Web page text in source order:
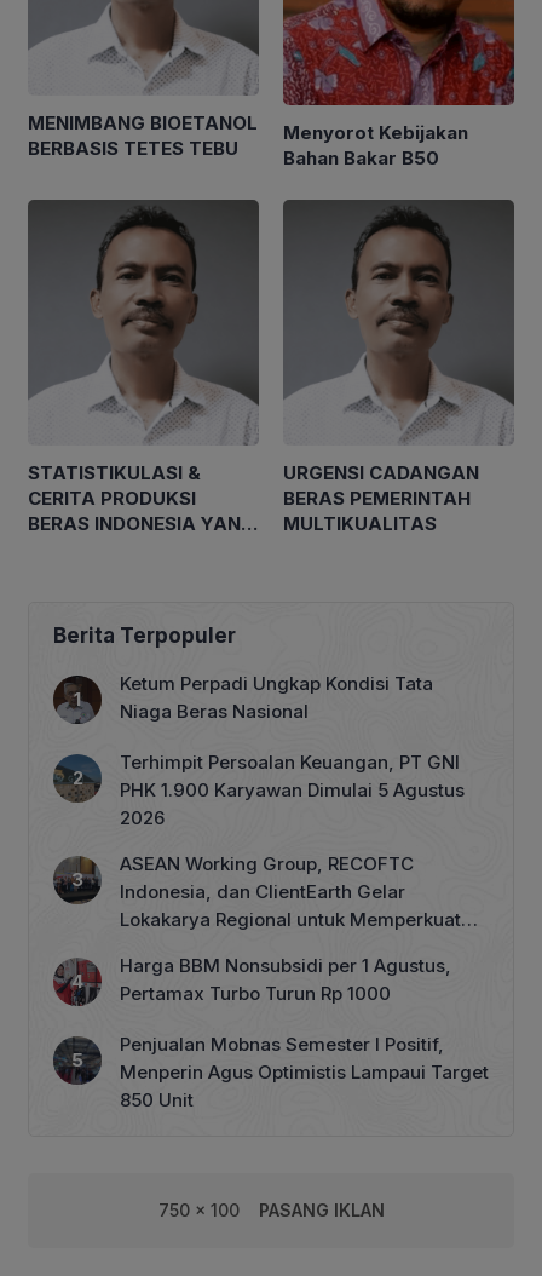
MENIMBANG BIOETANOL
BERBASIS TETES TEBU
Menyorot Kebijakan
Bahan Bakar B50
STATISTIKULASI &
CERITA PRODUKSI
BERAS INDONESIA YANG
URGENSI CADANGAN
BERAS PEMERINTAH
MULTIKUALITAS
Berita Terpopuler
Ketum Perpadi Ungkap Kondisi Tata
Niaga Beras Nasional
Terhimpit Persoalan Keuangan, PT GNI
PHK 1.900 Karyawan Dimulai 5 Agustus
2026
ASEAN Working Group, RECOFTC
Indonesia, dan ClientEarth Gelar
Lokakarya Regional untuk Memperkuat
Harga BBM Nonsubsidi per 1 Agustus,
Pertamax Turbo Turun Rp 1000
Penjualan Mobnas Semester I Positif,
Menperin Agus Optimistis Lampaui Target
850 Unit
750 x 100 PASANG IKLAN